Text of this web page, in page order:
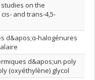
on the
and trans-4,5-
d&apos;α-halogénures
d&apos;un poly
(oxyéthylène) glycol